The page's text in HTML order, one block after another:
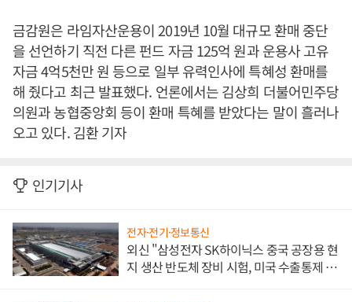
금감원은 라임자산운용이 2019년 10월 대규모 환매 중단
을 선언하기 직전 다른 펀드 자금 125억 원과 운용사 고유
자금 4억5천만 원 등으로 일부 유력인사에 특혜성 환매를
해 줬다고 최근 발표했다. 언론에서는 김상희 더불어민주당
의원과 농협중앙회 등이 환매 특혜를 받았다는 말이 흘러나
오고 있다. 김환 기자
인기기사
전자·전기·정보통신
외신 "삼성전자 SK하이닉스 중국 공장용 현
지 생산 반도체 장비 시험, 미국 수출통제 대